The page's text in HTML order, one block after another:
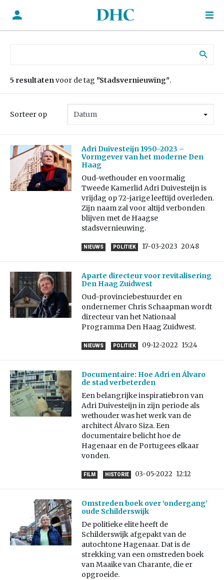
5 resultatenvoor de tag "Stadsvernieuwing".
Sorteer op
Adri Duivesteijn 1950-2023 –
Vormgever van het moderne Den
Haag
Oud-wethouder en voormalig
Tweede Kamerlid Adri Duivesteijn is
vrijdag op 72-jarige leeftijd overleden.
Zijn naam zal voor altijd verbonden
blijven met de Haagse
stadsvernieuwing.
NIEUWS POLITIEK 17-03-2023 20:48
Aparte directeur voor revitalisering
Den Haag Zuidwest
Oud-provinciebestuurder en
ondernemer Chris Schaapman wordt
directeur van het Nationaal
Programma Den Haag Zuidwest.
NIEUWS POLITIEK 09-12-2022 15:24
Documentaire: Hoe Adri en Álvaro
de stad verbeterden
Een belangrijke inspiratiebron van
Adri Duivesteijn in zijn periode als
wethouder was het werk van de
architect Álvaro Siza. Een
documentaire belicht hoe de
Hagenaar en de Portugees elkaar
vonden.
FILM HISTORIE 03-05-2022 12:12
Omstreden boek over ‘ondergang’
oude Schilderswijk
De politieke elite heeft de
Schilderswijk afgepakt van de
autochtone Hagenaar. Dat is de
strekking van een omstreden boek
van Maaike van Charante, die er
opgroeide.